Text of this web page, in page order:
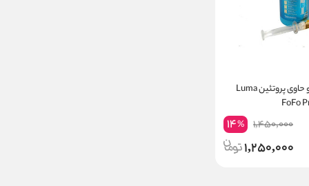
شامپو لوما فوفو حاوی پروتئین Luma
FoFo
1,450,000
14%
1,250,000